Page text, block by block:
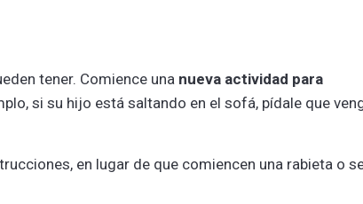
tener. Comience una nueva actividad para
si su hijo está saltando en el sofá, pídale que
en lugar de que comiencen una rabieta o